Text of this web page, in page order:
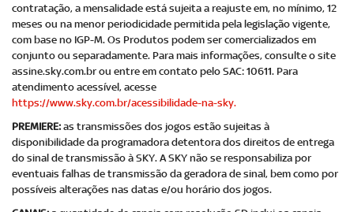
contratação, a mensalidade está sujeita a reajuste em, no mínimo, 12
meses ou na menor periodicidade permitida pela legislação vigente,
com base no IGP-M. Os Produtos podem ser comercializados em
conjunto ou separadamente. Para mais informações, consulte o site
assine.sky.com.br ou entre em contato pelo SAC: 10611. Para
atendimento acessível, acesse
https://www.sky.com.br/acessibilidade-na-sky.
PREMIERE: as transmissões dos jogos estão sujeitas à
disponibilidade da programadora detentora dos direitos de entrega
do sinal de transmissão à SKY. A SKY não se responsabiliza por
eventuais falhas de transmissão da geradora de sinal, bem como por
possíveis alterações nas datas e/ou horário dos jogos.